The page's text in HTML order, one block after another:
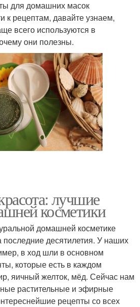
для домашних масок
к рецептам, давайте узнаем,
всего используются в
они полезны.
лучшие
косметики
домашней косметике
последние десятилетия. У наших
в ход шли в основном
которые есть в каждом
яичный желток, мёд. Сейчас нам
растительные и эфирные
рецепты со всех